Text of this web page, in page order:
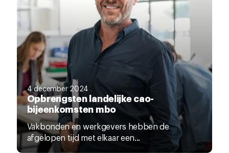
4 december 2024
Opbrengsten landelijke cao-
bijeenkomsten mbo
Vakbonden en werkgevers hebben de
afgelopen tijd met elkaar een...